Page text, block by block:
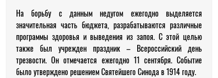
На борьбу с данным недугом ежегодно выделяется
значительная часть бюджета, разрабатываются различные
программы здоровья и выведения из запоя. С этой целью
также был учрежден праздник – Всероссийский день
трезвости. Он отмечается ежегодно 11 сентября. Событие
было утверждено решением Святейшего Синода в 1914 году.